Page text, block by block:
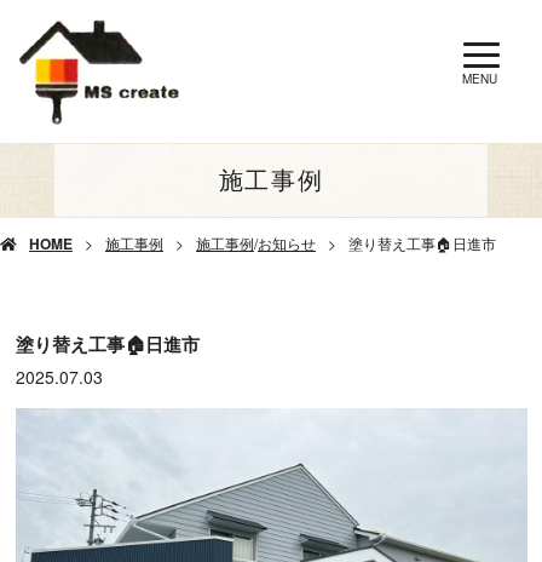
MENU
施工事例
HOME 施工事例 施工事例/お知らせ 塗り替え工事🏠日進市
塗り替え工事🏠日進市
2025.07.03